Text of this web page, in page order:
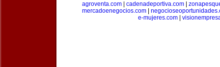
agroventa.com
cadenadeportiva.com
mercadoenegocios.com
e-mujeres.com